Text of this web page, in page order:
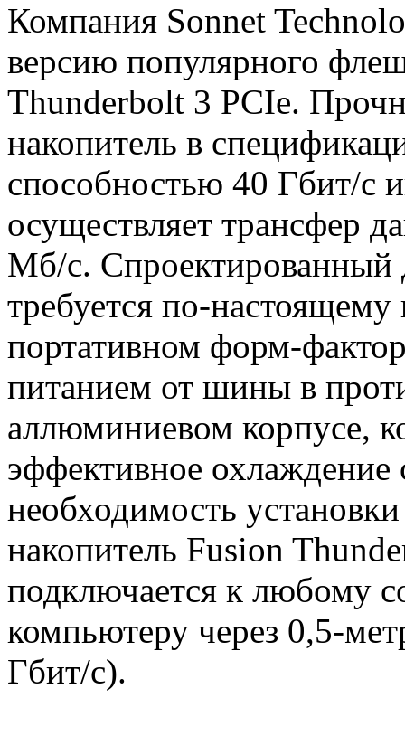
Компания Sonnet
версию популярного
Thunderbolt 3 PCIe.
накопитель в
способностью 40 Гбит/с
осуществляет трансфер
Мб/с. Спроектированный
требуется по-
портативном форм-
питанием от шины в
аллюминиевом корпусе,
эффективное охлаждение
необходимость
накопитель Fusion
подключается к любому
компьютеру через 0,5-
Гбит/с).